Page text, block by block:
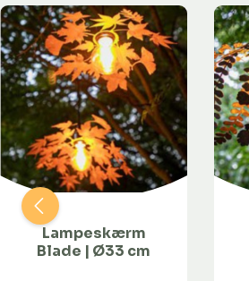
Lampeskærm
Blade | Ø33 cm